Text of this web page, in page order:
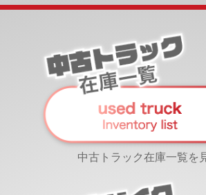
中古トラック在庫一覧を